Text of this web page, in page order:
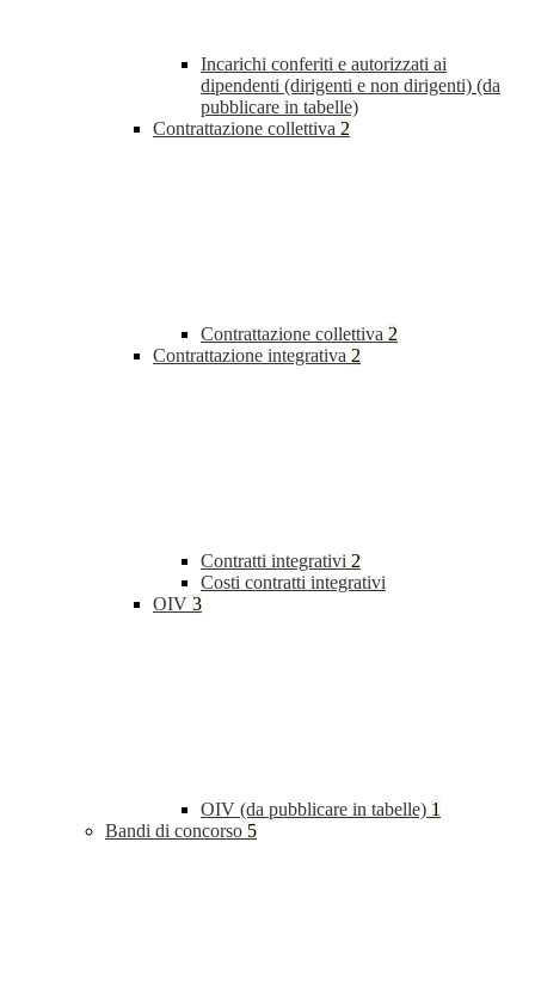
Incarichi conferiti e autorizzati ai
dipendenti (dirigenti e non dirigenti) (da
pubblicare in tabelle)
Contrattazione collettiva 2
Contrattazione collettiva 2
Contrattazione integrativa 2
Contratti integrativi 2
Costi contratti integrativi
OIV 3
OIV (da pubblicare in tabelle) 1
Bandi di concorso 5